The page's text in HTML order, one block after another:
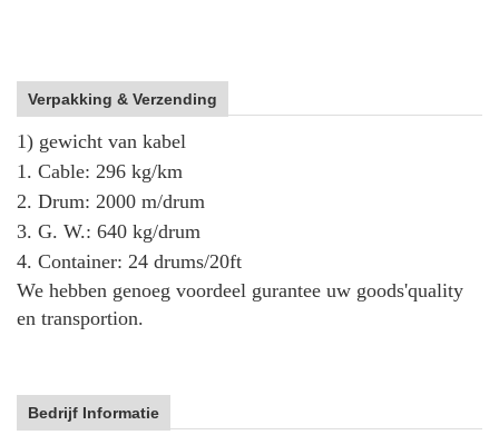
Verpakking & Verzending
1) gewicht van kabel
1. Cable: 296 kg/km
2. Drum: 2000 m/drum
3. G. W.: 640 kg/drum
4. Container: 24 drums/20ft
We hebben genoeg voordeel gurantee uw goods'quality
en transportion.
Bedrijf Informatie